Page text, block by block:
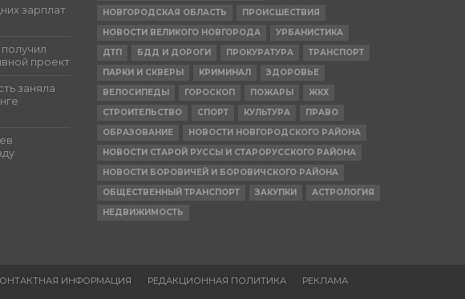
зарплат
проект
заняла
НОВГОРОДСКАЯ ОБЛАСТЬ
ПРОИСШЕСТВИЯ
НОВОСТИ ВЕЛИКОГО НОВГОРОДА
УРБАНИСТИКА
ДТП
БДД И ДОРОГИ ПРОКУРАТУРА
ТРАНСПОРТ
ПАРКИ И СКВЕРЫ
КРИМИНАЛ
ЗДОРОВЬЕ
ВЕЛОСИПЕДЫ
ГОРОСКОП ПОЖАРЫ
ЖКХ
СТРОИТЕЛЬСТВО
СПОРТ КУЛЬТУРА
ПРАВО
ОБРАЗОВАНИЕ
НОВОСТИ НОВГОРОДСКОГО РАЙОНА
НОВОСТИ СТАРОЙ РУССЫ И СТАРОРУССКОГО РАЙОНА
НОВОСТИ БОРОВИЧЕЙ И БОРОВИЧСКОГО РАЙОНА
ОБЩЕСТВЕННЫЙ ТРАНСПОРТ
ЗАКУПКИ
АСТРОЛОГИЯ
НЕДВИЖИМОСТЬ
ИНФОРМАЦИЯ РЕДАКЦИОННАЯ ПОЛИТИКА
РЕКЛАМА